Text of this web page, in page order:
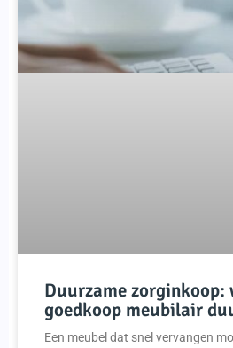
Duurzame zorginkoop:
goedkoop meubilair
Een meubel dat snel vervangen